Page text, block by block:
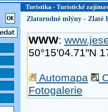
Turistika - Turistické
Zlatorudné mlýny - Zlaté
WWW:
50°15'04.71"N
Automapa
Fotogalerie